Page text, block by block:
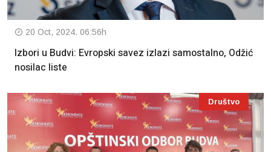
20 Oct, 2024. 06:56h
Izbori u Budvi: Evropski savez izlazi samostalno, Odžić
nosilac liste
Društvo